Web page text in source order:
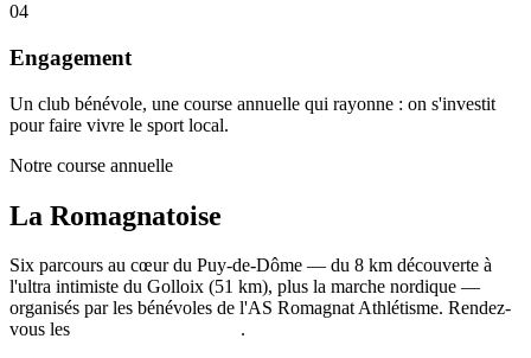
04
Engagement
Un club bénévole, une course annuelle qui rayonne : on s'investit
pour faire vivre le sport local.
Notre course annuelle
La Romagnatoise
Six parcours au cœur du Puy-de-Dôme — du 8 km découverte à
l'ultra intimiste du Golloix (51 km), plus la marche nordique —
organisés par les bénévoles de l'AS Romagnat Athlétisme. Rendez-
vous les
.